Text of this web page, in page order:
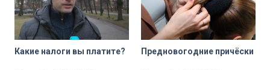
Какие налоги вы платите? Предновогодние причёски